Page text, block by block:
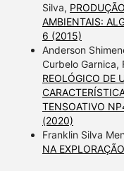
Silva,
AMBIENTAIS:
6 (2015)
Anderson
Curbelo Garnica,
REOLÓGICO DE
TENSOATIVO
(2020)
Franklin Silva
NA